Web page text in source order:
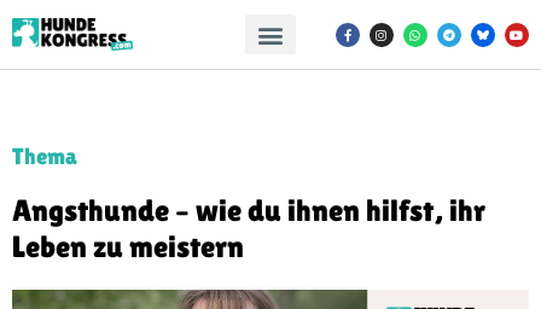
Thema
Angsthunde – wie du ihnen hilfst, ihr
Leben zu meistern